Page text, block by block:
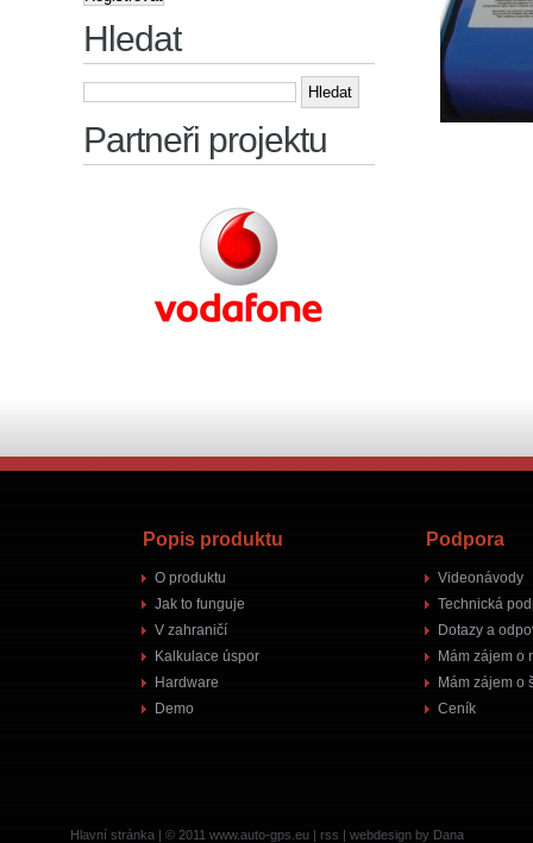
Hledat
Vyhledávání
Partneři projektu
Popis produktu
O produktu
Jak to funguje
V zahraničí
Kalkulace úspor
Hardware
Demo
Podpora
Videonávody
Technická
Dotazy a
Mám zájem o
Mám zájem o
Ceník
Hlavní stránka | © 2011 www.auto-gps.eu| rss | webdesign by Dana